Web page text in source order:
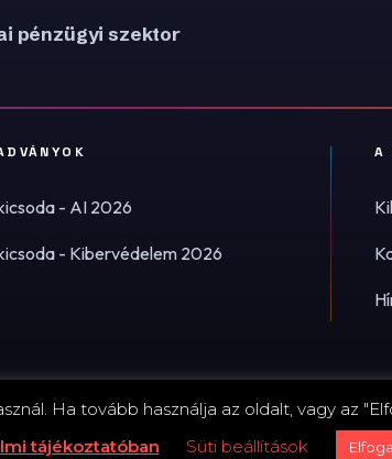
pénzügyi szektor
- AI 2026
- Kibervédelem 2026
A
Impresszum
Ha tovább használja az oldalt, vagy az
tájékoztatóban Süti beállítások